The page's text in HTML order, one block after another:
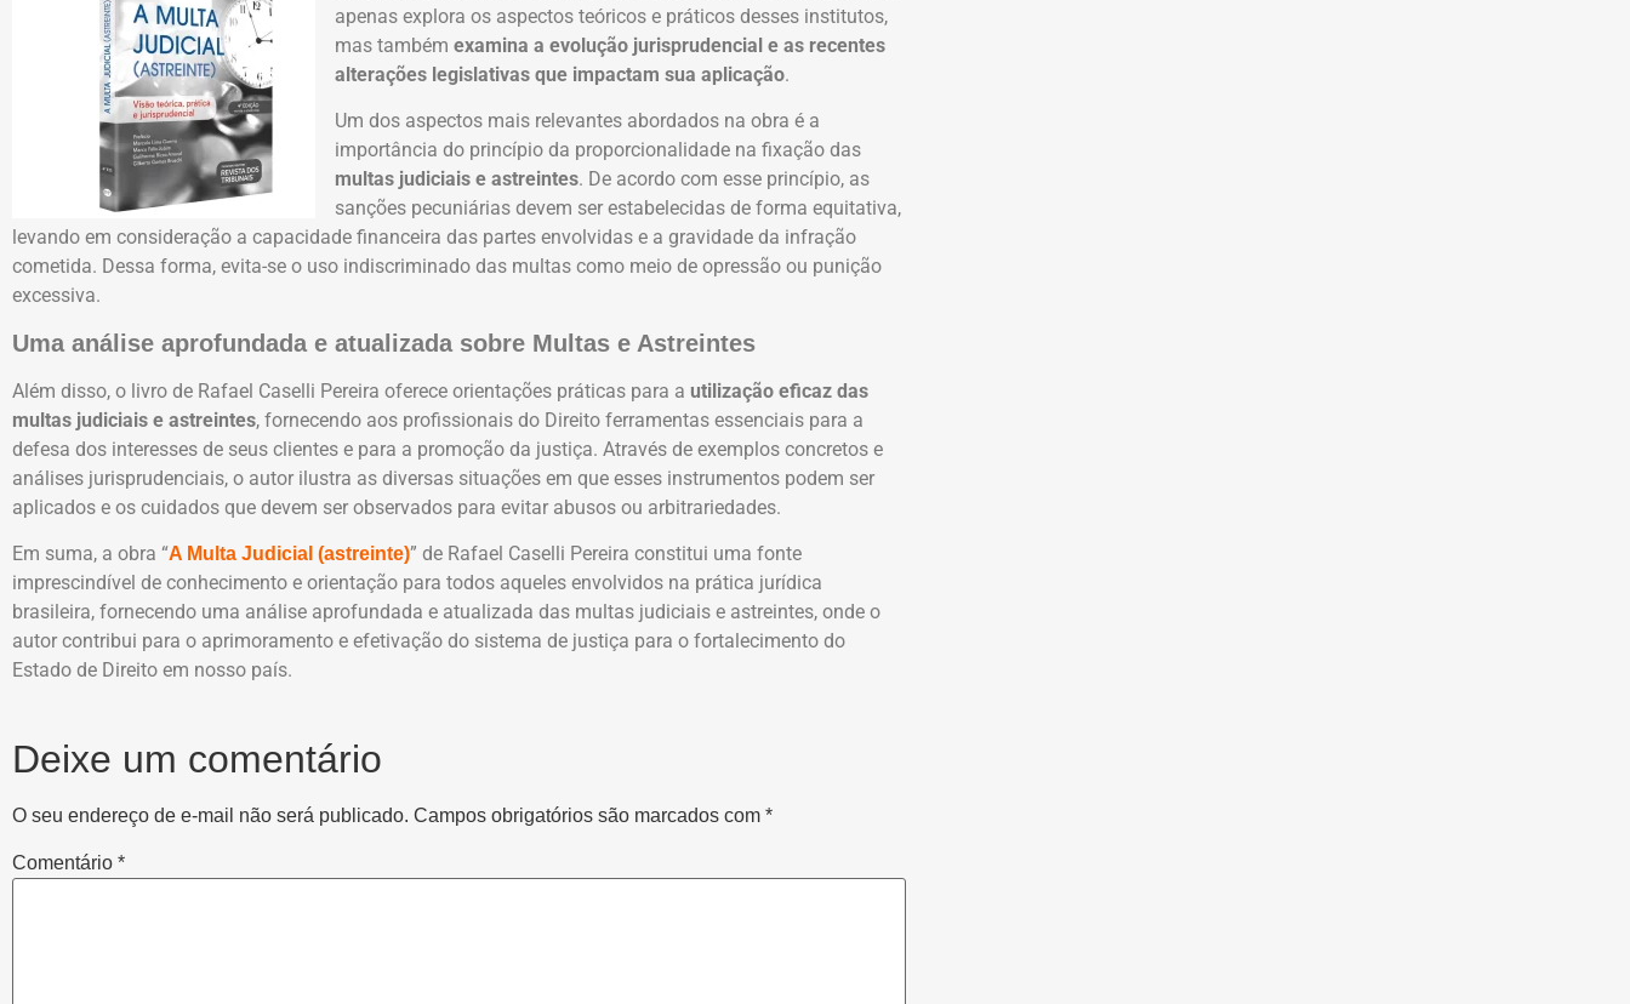
apenas explora os aspectos teóricos e práticos desses institutos,
mas também examina a evolução jurisprudencial e as recentes
alterações legislativas que impactam sua aplicação.
Um dos aspectos mais relevantes abordados na obra é a
importância do princípio da proporcionalidade na fixação das
multas judiciais e astreintes. De acordo com esse princípio, as
sanções pecuniárias devem ser estabelecidas de forma equitativa,
levando em consideração a capacidade financeira das partes envolvidas e a gravidade da infração
cometida. Dessa forma, evita-se o uso indiscriminado das multas como meio de opressão ou punição
excessiva.
Uma análise aprofundada e atualizada sobre Multas e Astreintes
Além disso, o livro de Rafael Caselli Pereira oferece orientações práticas para a utilização eficaz das
multas judiciais e astreintes, fornecendo aos profissionais do Direito ferramentas essenciais para a
defesa dos interesses de seus clientes e para a promoção da justiça. Através de exemplos concretos e
análises jurisprudenciais, o autor ilustra as diversas situações em que esses instrumentos podem ser
aplicados e os cuidados que devem ser observados para evitar abusos ou arbitrariedades.
Em suma, a obra “A Multa Judicial (astreinte)” de Rafael Caselli Pereira constitui uma fonte
imprescindível de conhecimento e orientação para todos aqueles envolvidos na prática jurídica
brasileira, fornecendo uma análise aprofundada e atualizada das multas judiciais e astreintes, onde o
autor contribui para o aprimoramento e efetivação do sistema de justiça para o fortalecimento do
Estado de Direito em nosso país.
Deixe um comentário
O seu endereço de e-mail não será publicado. Campos obrigatórios são marcados com *
Comentário *